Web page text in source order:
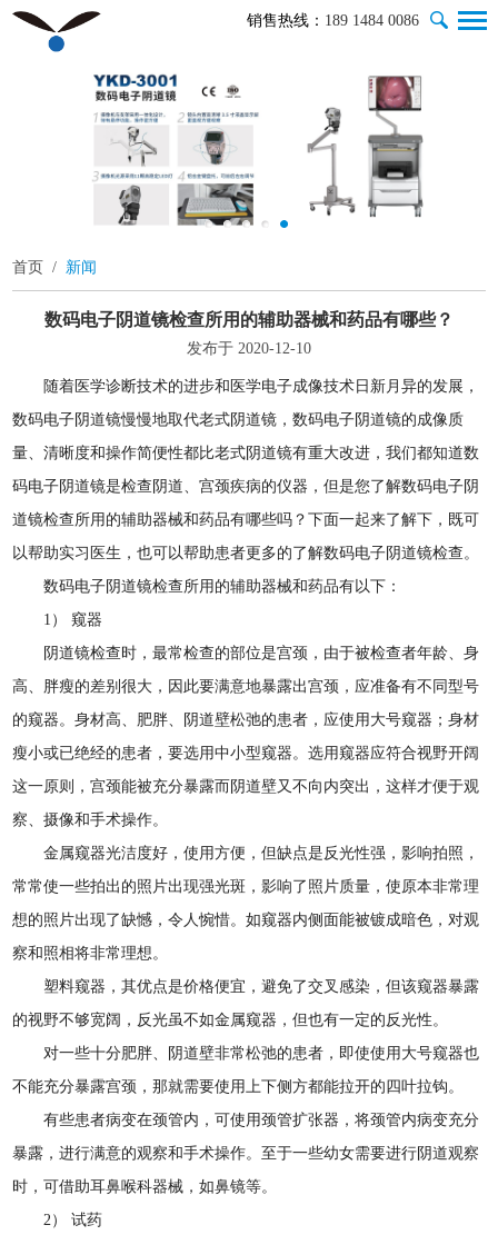
销售热线： 189 1484 0086
首页 / 新闻
数码电子阴道镜检查所用的辅助器械和药品有哪些？
发布于 2020-12-10
随着医学诊断技术的进步和医学电子成像技术日新月异的发展，
数码电子阴道镜慢慢地取代老式阴道镜，数码电子阴道镜的成像质
量、清晰度和操作简便性都比老式阴道镜有重大改进，我们都知道数
码电子阴道镜是检查阴道、宫颈疾病的仪器，但是您了解数码电子阴
道镜检查所用的辅助器械和药品有哪些吗？下面一起来了解下，既可
以帮助实习医生，也可以帮助患者更多的了解数码电子阴道镜检查。
数码电子阴道镜检查所用的辅助器械和药品有以下：
1） 窥器
阴道镜检查时，最常检查的部位是宫颈，由于被检查者年龄、身
高、胖瘦的差别很大，因此要满意地暴露出宫颈，应准备有不同型号
的窥器。身材高、肥胖、阴道壁松弛的患者，应使用大号窥器；身材
瘦小或已绝经的患者，要选用中小型窥器。选用窥器应符合视野开阔
这一原则，宫颈能被充分暴露而阴道壁又不向内突出，这样才便于观
察、摄像和手术操作。
金属窥器光洁度好，使用方便，但缺点是反光性强，影响拍照，
常常使一些拍出的照片出现强光斑，影响了照片质量，使原本非常理
想的照片出现了缺憾，令人惋惜。如窥器内侧面能被镀成暗色，对观
察和照相将非常理想。
塑料窥器，其优点是价格便宜，避免了交叉感染，但该窥器暴露
的视野不够宽阔，反光虽不如金属窥器，但也有一定的反光性。
对一些十分肥胖、阴道壁非常松弛的患者，即使使用大号窥器也
不能充分暴露宫颈，那就需要使用上下侧方都能拉开的四叶拉钩。
有些患者病变在颈管内，可使用颈管扩张器，将颈管内病变充分
暴露，进行满意的观察和手术操作。至于一些幼女需要进行阴道观察
时，可借助耳鼻喉科器械，如鼻镜等。
2） 试药